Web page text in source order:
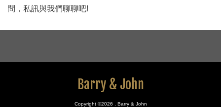
問，私訊與我們聊聊吧!
Barry & John
Copyright ©2026 , Barry & John